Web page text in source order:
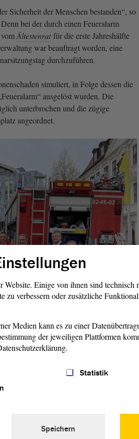
Sicherheit der Menschen bestanden“, so
bei der durch einen Feueralarm
Ältestenrat für die erste Jahreshälfte
war beauftragt worden, eine
durchzuführen.
simuliert, in Folge dessen die
ausgelöst wurden. Die
unterbrochen und die zügige
angeordnet.
es darum, die Personenbewegungen
sowie die Richtigkeit der
Die auf diese Weise gewonnenen
Sicherheits- und
Website. Einige von ihnen sind technisch
zu verbessern oder zusätzliche
Medien kann es zu einer
der jeweiligen Plattformen
Statistik
Speichern